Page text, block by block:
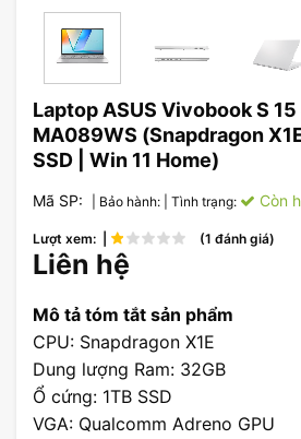
Laptop ASUS Vivobook S
MA089WS (Snapdragon
SSD | Win 11 Home)
Mã SP: | Bảo hành: | Tình trạng: Còn
Lượt xem: | (1 đánh giá)
Liên hệ
Mô tả tóm tắt sản phẩm
CPU: Snapdragon X1E
Dung lượng Ram: 32GB
Ổ cứng: 1TB SSD
VGA: Qualcomm Adreno GPU